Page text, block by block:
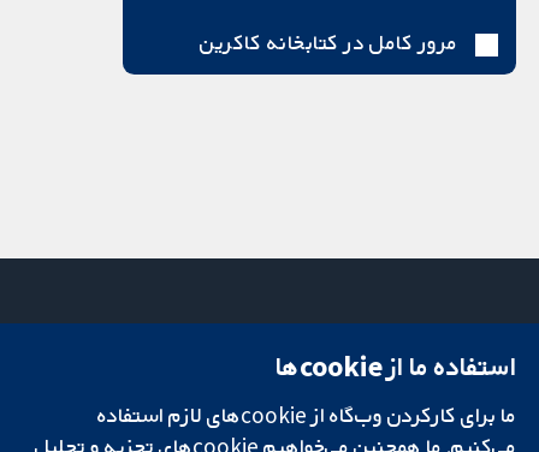
مرور کامل در کتابخانه کاکرین
تحقیقات قابل
اعتماد.
میدان کاوندیش
لندن
W1G 0AN
دفتر رسانه‌ای
درباره ما
استفاده ما از cookie‌ها
ما برای کارکردن وب‌گاه از cookie‌های لازم استفاده
می‌کنیم. ما همچنین می‌خواهیم cookie‌های تجزیه و تحلیل